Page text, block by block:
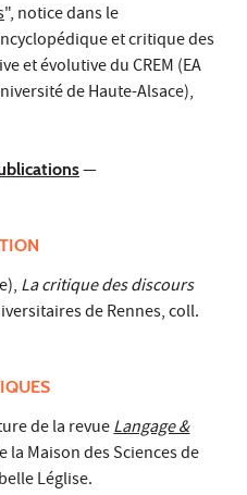
", notice dans le
et critique des
et évolutive du CREM (EA
de Haute-Alsace),
—
La critique des discours
de Rennes, coll.
de la revueLangage &
la Maison des Sciences de
Léglise.